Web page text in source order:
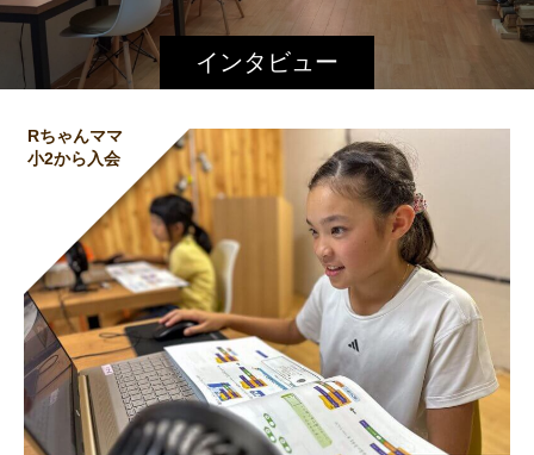
インタビュー
Rちゃんママ
小2から入会